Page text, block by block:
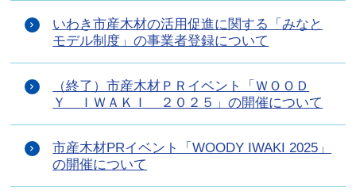
いわき市産木材の活用促進に関する「みなと
モデル制度」の事業者登録について
（終了）市産木材ＰＲイベント「ＷＯＯＤ
Ｙ ＩＷＡＫＩ ２０２５」の開催について
市産木材PRイベント「WOODY IWAKI 2025」
の開催について